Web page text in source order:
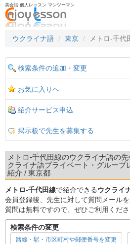
英会話 個人レッスン マンツーマン
ウクライナ語
東京 メトロ-千代
検索条件の追加・変更
お気に入りへ
紹介サービス申込
掲示板で先生を募集する
メトロ-千代田線のウクライナ語の
クライナ語プライベート・グループ
紹介 / 東京都
メトロ-千代田線で紹介できるウクライ
会員登録後、先生に対して質問メール
質問は無料ですので、ぜひご利用くださ
検索条件の変更
路線・駅・市区町村や郵便番号を変更